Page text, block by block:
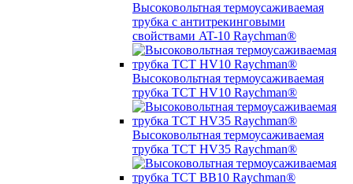
Высоковольтная термоусаживаемая
трубка с антитрекинговыми
свойствами AT-10 Raychman®
Высоковольтная термоусаживаемая
трубка TCT HV10 Raychman®
Высоковольтная термоусаживаемая
трубка TCT HV35 Raychman®